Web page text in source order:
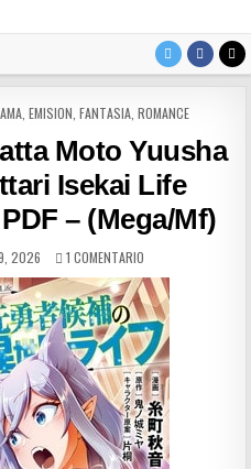
, EMISION FANTASIA, ROMANCE
Moto Yuusha
Isekai Life
– (Mega/Mf)
DATE:
2026 1 COMENTARIOEN LV2 KARA